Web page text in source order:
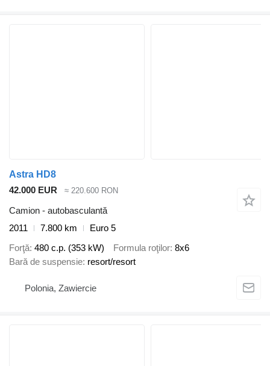
Astra HD8
42.000 EUR
≈ 220.600 RON
Camion - autobasculantă
2011
7.800 km
Euro 5
Forţă 480 c.p. (353 kW) Formula roţilor 8x6
Bară de suspensie resort/resort
Polonia, Zawiercie